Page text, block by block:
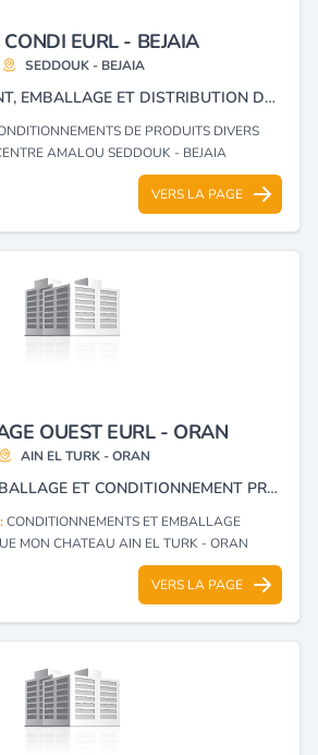
CONDI EURL - BEJAIA
SEDDOUK - BEJAIA
CONDITIONNEMENT, EMBALLAGE ET DISTRIBUTION DES DENRÉES ALIMENTAIRES.
DE PRODUITS DIVERS
AMALOU SEDDOUK - BEJAIA
VERS LA PAGE
OUEST EURL - ORAN
AIN EL TURK - ORAN
ENTREPRISE D'EMBALLAGE ET CONDITIONNEMENT PRODUITS DENRÉE ALIMENTAIRE
CONDITIONNEMENTS ET EMBALLAGE
MON CHATEAU AIN EL TURK - ORAN
VERS LA PAGE